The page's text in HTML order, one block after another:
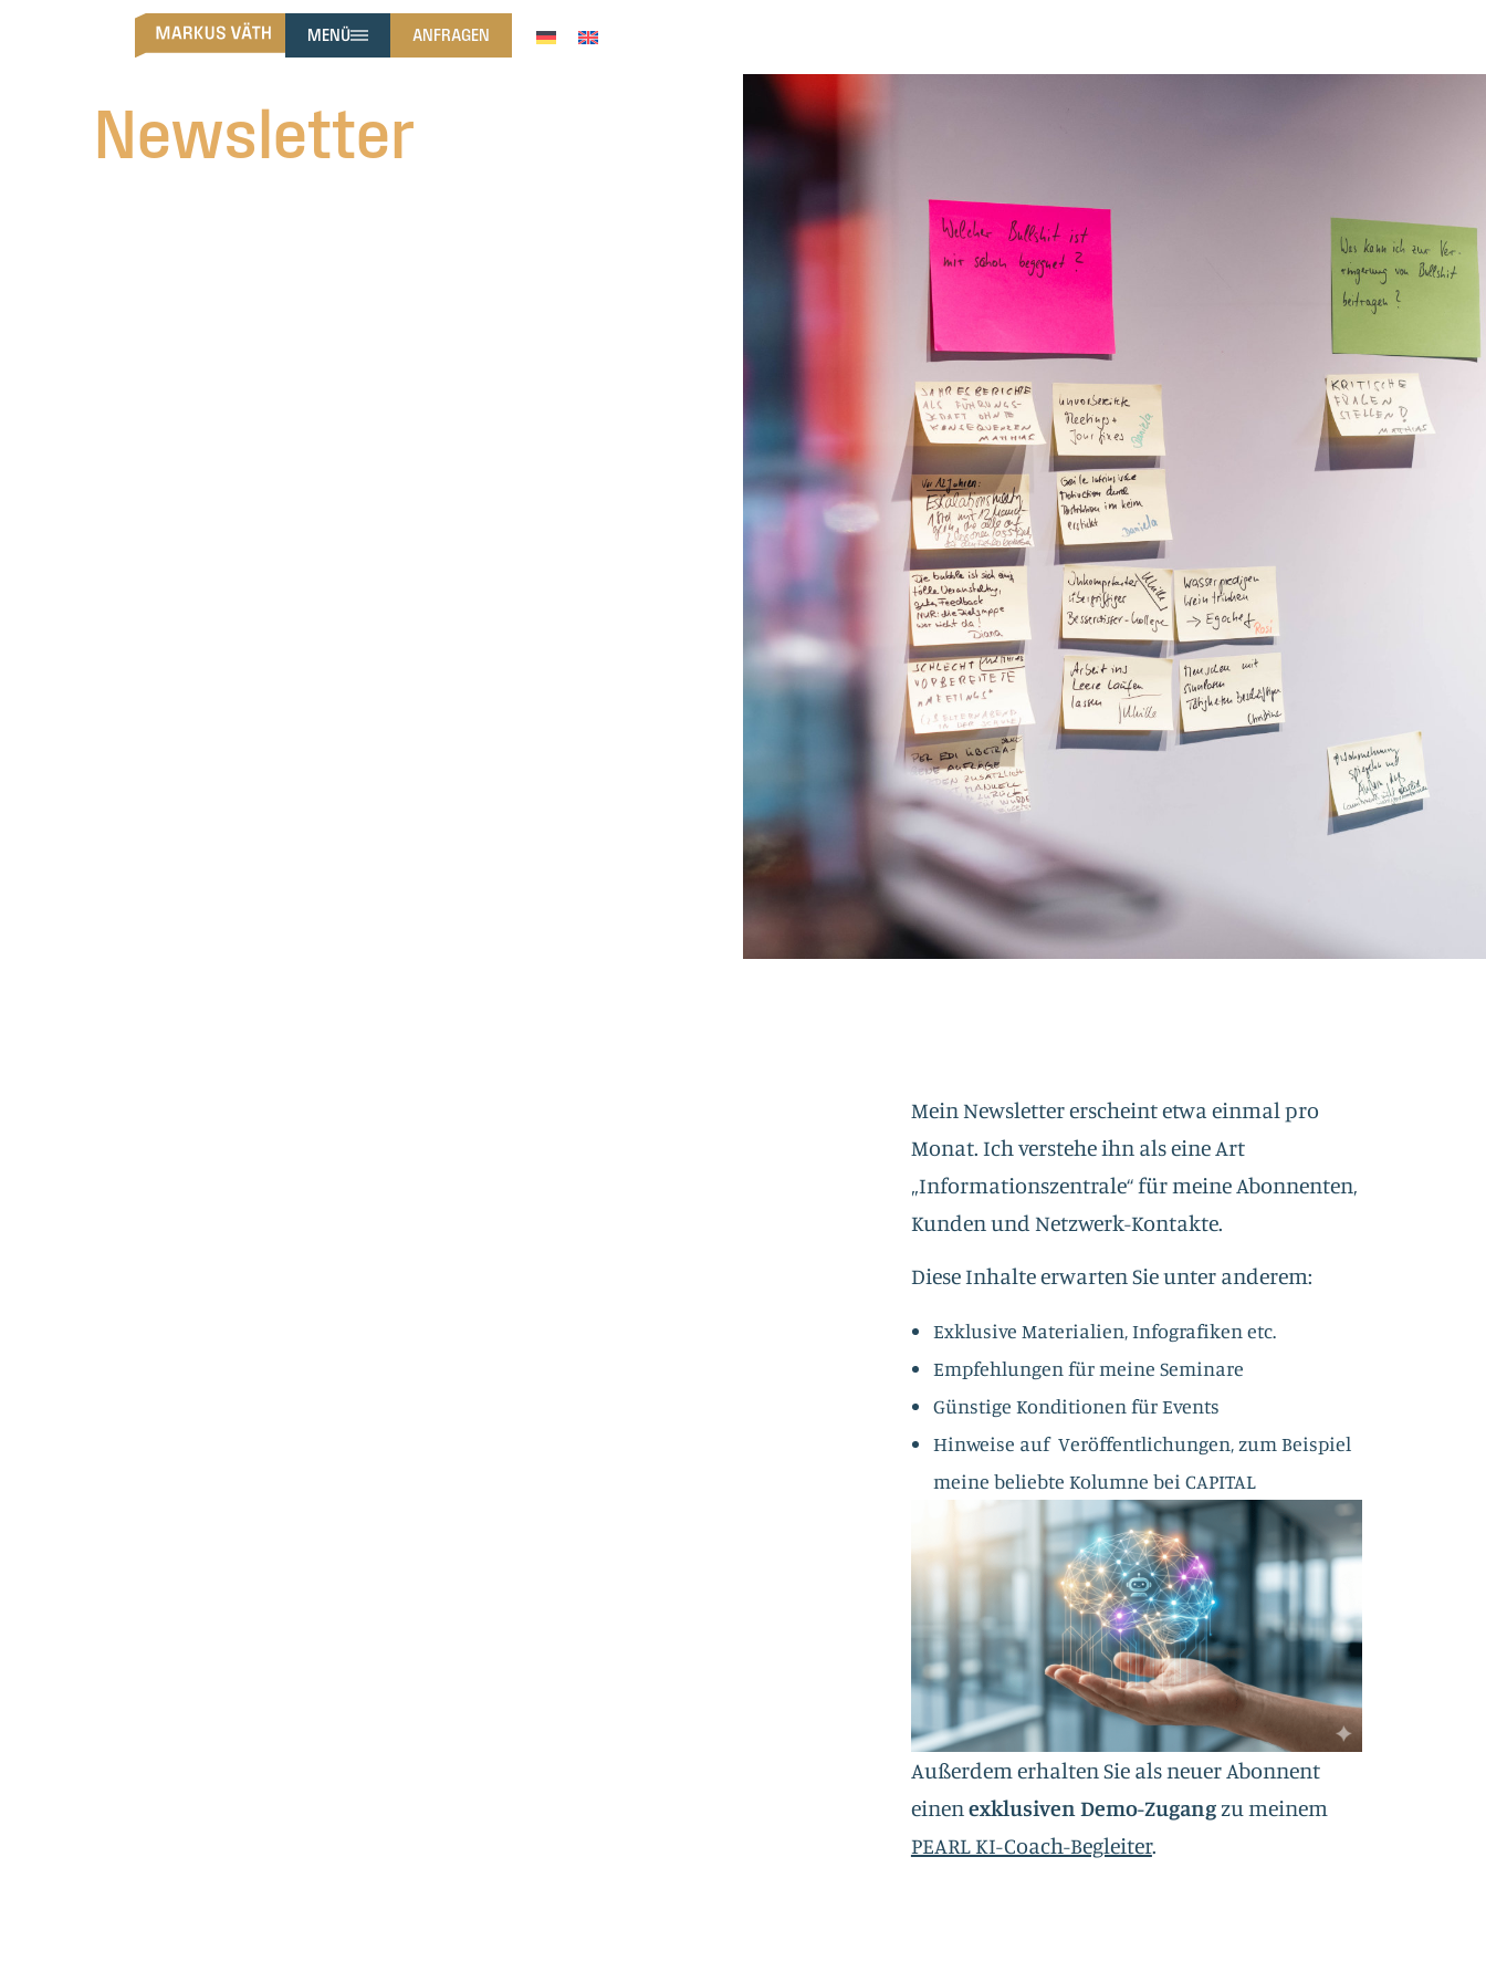
MENÜ ANFRAGEN
Newsletter
Mein Newsletter erscheint etwa einmal pro
Monat. Ich verstehe ihn als eine Art
„Informationszentrale“ für meine Abonnenten,
Kunden und Netzwerk-Kontakte.
Diese Inhalte erwarten Sie unter anderem:
Exklusive Materialien, Infografiken etc.
Empfehlungen für meine Seminare
Günstige Konditionen für Events
Hinweise auf Veröffentlichungen, zum Beispiel
meine beliebte Kolumne bei CAPITAL
Außerdem erhalten Sie als neuer Abonnent
einen exklusiven Demo-Zugangzu meinem
PEARL KI-Coach-Begleiter.